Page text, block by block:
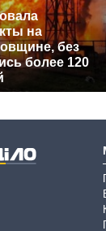
на
без
более 120